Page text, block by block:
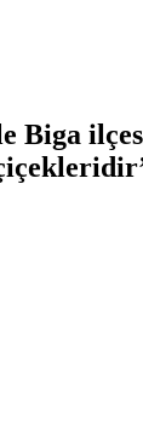
Biga